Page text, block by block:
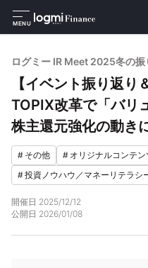
MENU
ログミー IR Meet 2025冬の
【イベント振り返り
TOPIX改革で「バリ
株主還元強化の動き
# その他 # オリジナルコンテン
#投資ノウハウ／マネーリテラシ
開催日 2025/12/12
公開日 2026/01/08